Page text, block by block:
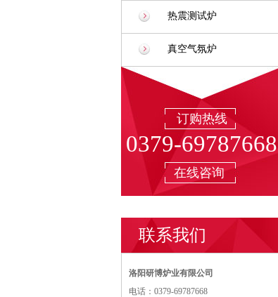
热震测试炉
真空气氛炉
订购热线
0379-69787668
在线咨询
联系我们
洛阳研博炉业有限公司
电话：0379-69787668